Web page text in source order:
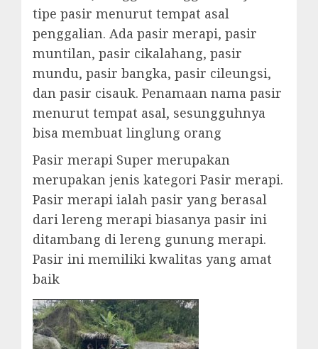
tipe pasir menurut tempat asal
penggalian. Ada pasir merapi, pasir
muntilan, pasir cikalahang, pasir
mundu, pasir bangka, pasir cileungsi,
dan pasir cisauk. Penamaan nama pasir
menurut tempat asal, sesungguhnya
bisa membuat linglung orang
Pasir merapi Super merupakan
merupakan jenis kategori Pasir merapi.
Pasir merapi ialah pasir yang berasal
dari lereng merapi biasanya pasir ini
ditambang di lereng gunung merapi.
Pasir ini memiliki kwalitas yang amat
baik